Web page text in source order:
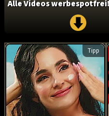
Alle Videos werbespotfrei!
Tipp